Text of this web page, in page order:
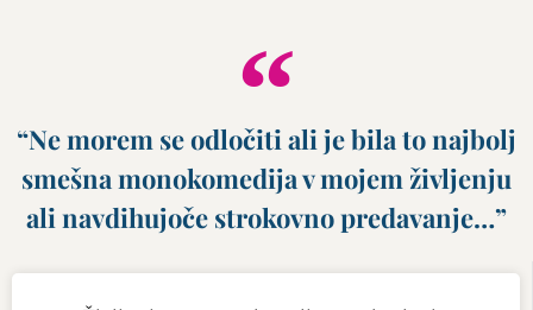
“Ne morem se odločiti ali je bila to najbolj
smešna monokomedija v mojem življenju
ali navdihujoče strokovno predavanje…”